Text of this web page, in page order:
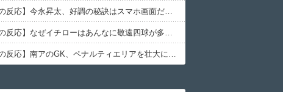
ガラパゴスジャパン
【激震】韓国人「韓国サッカー協会、W杯・五輪で複数回の性接待を行い審判を買収していたことが発覚…（ﾌﾞﾙﾌﾞﾙ」＝韓国の反応 海外トークログ
コリアル
【海外の反応】今永昇太、好調の秘訣はスマホ画面だとイマナガ節を炸裂「NPBでは面白さが必須条件なの？」
【海外の反応】なぜイチローはあんなに敬遠四球が多かったの？「45歳引退で通算打率.311の突然変異だぞ」
【海外の反応】南アのGK、ペナルティエリアを壮大に勘違いして一発退場「どんな空間認識能力だよｗ」